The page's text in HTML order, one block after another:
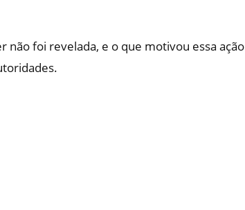
foi revelada, e o que motivou essa ação